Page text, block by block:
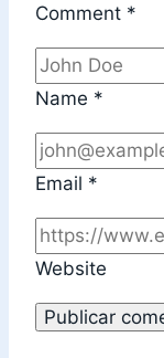
Comment *
Name *
Email *
Website